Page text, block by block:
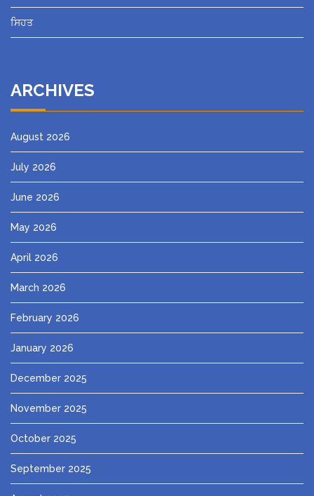
ਸਿਹਤ
ARCHIVES
August 2026
July 2026
June 2026
May 2026
April 2026
March 2026
February 2026
January 2026
December 2025
November 2025
October 2025
September 2025